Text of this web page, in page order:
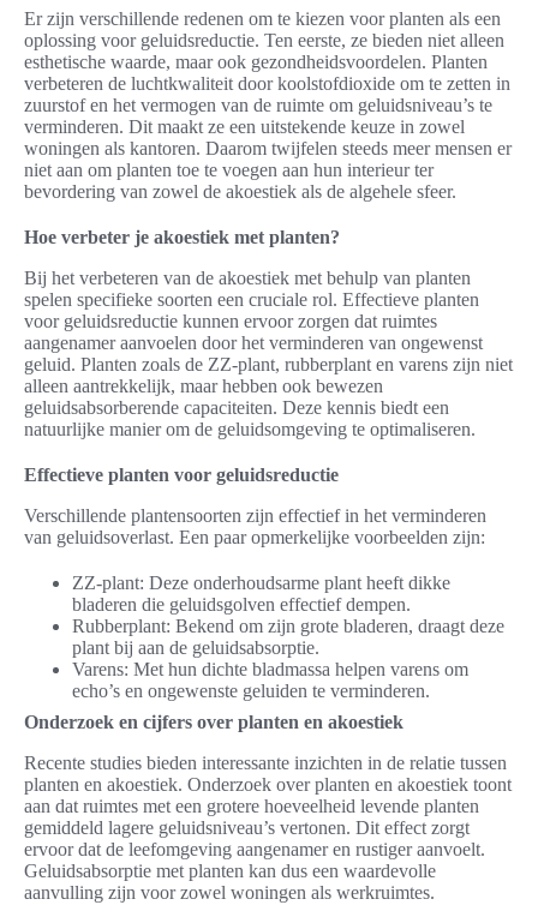
Er zijn verschillende redenen om te kiezen voor planten als een
oplossing voor geluidsreductie. Ten eerste, ze bieden niet alleen
esthetische waarde, maar ook gezondheidsvoordelen. Planten
verbeteren de luchtkwaliteit door koolstofdioxide om te zetten in
zuurstof en het vermogen van de ruimte om geluidsniveau’s te
verminderen. Dit maakt ze een uitstekende keuze in zowel
woningen als kantoren. Daarom twijfelen steeds meer mensen er
niet aan om planten toe te voegen aan hun interieur ter
bevordering van zowel de akoestiek als de algehele sfeer.
Hoe verbeter je akoestiek met planten?
Bij het verbeteren van de akoestiek met behulp van planten
spelen specifieke soorten een cruciale rol. Effectieve planten
voor geluidsreductie kunnen ervoor zorgen dat ruimtes
aangenamer aanvoelen door het verminderen van ongewenst
geluid. Planten zoals de ZZ-plant, rubberplant en varens zijn niet
alleen aantrekkelijk, maar hebben ook bewezen
geluidsabsorberende capaciteiten. Deze kennis biedt een
natuurlijke manier om de geluidsomgeving te optimaliseren.
Effectieve planten voor geluidsreductie
Verschillende plantensoorten zijn effectief in het verminderen
van geluidsoverlast. Een paar opmerkelijke voorbeelden zijn:
ZZ-plant: Deze onderhoudsarme plant heeft dikke
bladeren die geluidsgolven effectief dempen.
Rubberplant: Bekend om zijn grote bladeren, draagt deze
plant bij aan de geluidsabsorptie.
Varens: Met hun dichte bladmassa helpen varens om
echo’s en ongewenste geluiden te verminderen.
Onderzoek en cijfers over planten en akoestiek
Recente studies bieden interessante inzichten in de relatie tussen
planten en akoestiek. Onderzoek over planten en akoestiek toont
aan dat ruimtes met een grotere hoeveelheid levende planten
gemiddeld lagere geluidsniveau’s vertonen. Dit effect zorgt
ervoor dat de leefomgeving aangenamer en rustiger aanvoelt.
Geluidsabsorptie met planten kan dus een waardevolle
aanvulling zijn voor zowel woningen als werkruimtes.